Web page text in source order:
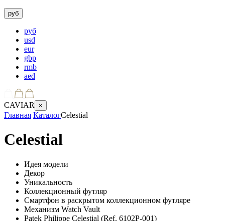
руб
руб
usd
eur
gbp
rmb
aed
CAVIAR ×
Главная КаталогCelestial
Celestial
Идея модели
Декор
Уникальность
Коллекционный футляр
Смартфон в раскрытом коллекционном футляре
Механизм Watch Vault
Patek Philippe Celestial (Ref. 6102P-001)